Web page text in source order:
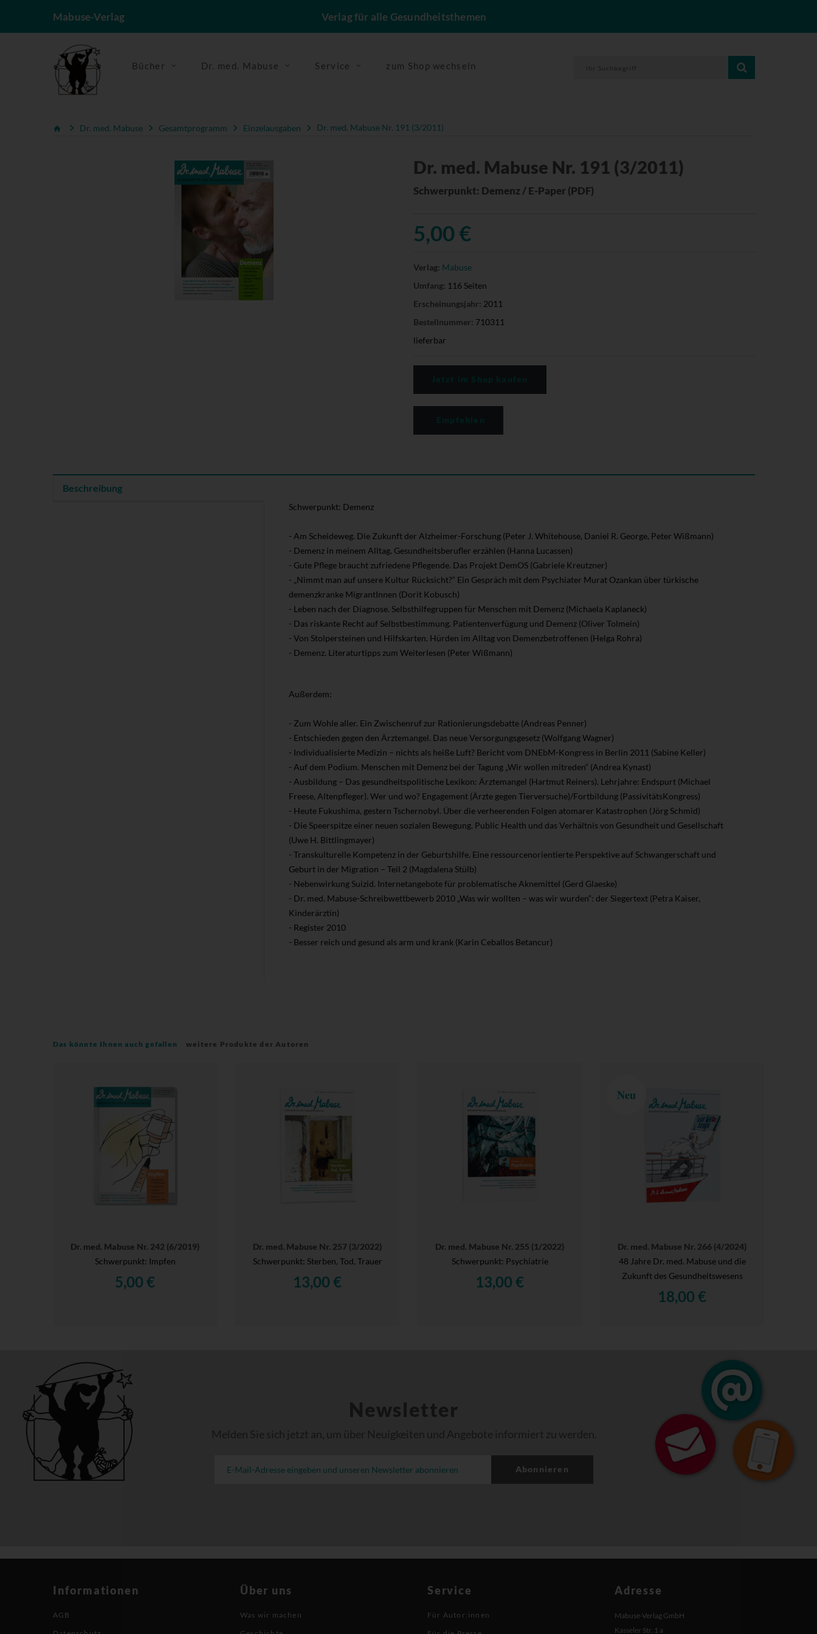
Mabuse-Verlag Verlag für alle Gesundheitsthemen
Bücher Dr. med. Mabuse Service zum Shop wechseln
Dr. med. Mabuse Gesamtprogramm Einzelausgaben Dr. med. Mabuse Nr. 191 (3/2011)
Dr. med. Mabuse Nr. 191 (3/2011)
Schwerpunkt: Demenz / E-Paper (PDF)
5,00 €
Verlag: Mabuse
Umfang: 116 Seiten
Erscheinungsjahr: 2011
Bestellnummer: 710311
lieferbar
Beschreibung
Schwerpunkt: Demenz
- Am Scheideweg. Die Zukunft der Alzheimer-Forschung (Peter J. Whitehouse, Daniel R. George, Peter Wißmann)
- Demenz in meinem Alltag. Gesundheitsberufler erzählen (Hanna Lucassen)
- Gute Pflege braucht zufriedene Pflegende. Das Projekt DemOS (Gabriele Kreutzner)
- „Nimmt man auf unsere Kultur Rücksicht?“ Ein Gespräch mit dem Psychiater Murat Ozankan über türkische
demenzkranke MigrantInnen (Dorit Kobusch)
- Leben nach der Diagnose. Selbsthilfegruppen für Menschen mit Demenz (Michaela Kaplaneck)
- Das riskante Recht auf Selbstbestimmung. Patientenverfügung und Demenz (Oliver Tolmein)
- Von Stolpersteinen und Hilfskarten. Hürden im Alltag von Demenzbetroffenen (Helga Rohra)
- Demenz. Literaturtipps zum Weiterlesen (Peter Wißmann)
Außerdem:
- Zum Wohle aller. Ein Zwischenruf zur Rationierungsdebatte (Andreas Penner)
- Entschieden gegen den Ärztemangel. Das neue Versorgungsgesetz (Wolfgang Wagner)
- Individualisierte Medizin – nichts als heiße Luft? Bericht vom DNEbM-Kongress in Berlin 2011 (Sabine Keller)
- Auf dem Podium. Menschen mit Demenz bei der Tagung „Wir wollen mitreden“ (Andrea Kynast)
- Ausbildung – Das gesundheitspolitische Lexikon: Ärztemangel (Hartmut Reiners). Lehrjahre: Endspurt (Michael
Freese, Altenpfleger). Wer und wo? Engagement (Ärzte gegen Tierversuche)/Fortbildung (PassivitätsKongress)
- Heute Fukushima, gestern Tschernobyl. Über die verheerenden Folgen atomarer Katastrophen (Jörg Schmid)
- Die Speerspitze einer neuen sozialen Bewegung. Public Health und das Verhältnis von Gesundheit und Gesellschaft
(Uwe H. Bittlingmayer)
- Transkulturelle Kompetenz in der Geburtshilfe. Eine ressourcenorientierte Perspektive auf Schwangerschaft und
Geburt in der Migration – Teil 2 (Magdalena Stülb)
- Nebenwirkung Suizid. Internetangebote für problematische Aknemittel (Gerd Glaeske)
- Dr. med. Mabuse-Schreibwettbewerb 2010 „Was wir wollten – was wir wurden“: der Siegertext (Petra Kaiser,
Kinderärztin)
- Register 2010
- Besser reich und gesund als arm und krank (Karin Ceballos Betancur)
Das könnte Ihnen auch gefallen weitere Produkte der Autoren
Dr. med. Mabuse Nr. 242 (6/2019)
Schwerpunkt: Impfen
5,00 €
Dr. med. Mabuse Nr. 257 (3/2022)
Schwerpunkt: Sterben, Tod, Trauer
13,00 €
Dr. med. Mabuse Nr. 255 (1/2022)
Schwerpunkt: Psychiatrie
13,00 €
Neu
Dr. med. Mabuse Nr. 266 (4/2024)
48 Jahre Dr. med. Mabuse und die
Zukunft des Gesundheitswesens
18,00 €
Newsletter
Melden Sie sich jetzt an, um über Neuigkeiten und Angebote informiert zu werden.
Abonnieren
Informationen
AGB
Über uns
Was wir machen
Service
Für Autor:innen
Adresse
Mabuse-Verlag GmbH
Kasseler Str. 1 a